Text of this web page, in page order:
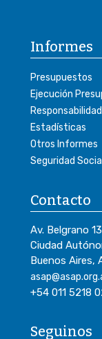
Informes
Presupuestos
Ejecución
Estadísticas
Otros Informes
Seguridad Social
Contacto
Av. Belgrano
Ciudad
Buenos Aires,
+54 011 5218
Seguinos